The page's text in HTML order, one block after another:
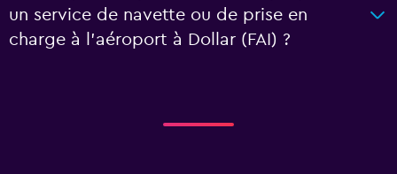
un service de navette ou de prise en
charge à l’aéroport à Dollar (FAI) ?